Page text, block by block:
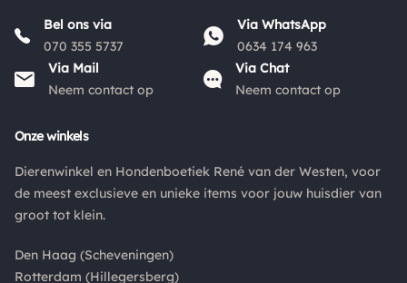
graag door naar "
Kies je voor afhalen bij een pakketpunt maar wordt het
pakket niet afgehaald? Dan retourneren wij het
Is een product dat je besteld hebt niet naar wens? Dan kan je
het product altijd retourneren binnen 14 dagen. De
retourkosten bedragen € 6.75 en zijn voor eigen rekening.
pakketten die bij een pakketpunt worden geleverd halen wij
Bel ons via
070 355 5737
Via WhatsApp
0634 174 963
Via Mail
Neem contact op
Via Chat
Neem contact op
Onze winkels
Dierenwinkel en Hondenboetiek René van der Westen, voor
de meest exclusieve en unieke items voor jouw huisdier van
groot tot klein.
Den Haag (Scheveningen)
Rotterdam (Hillegersberg)